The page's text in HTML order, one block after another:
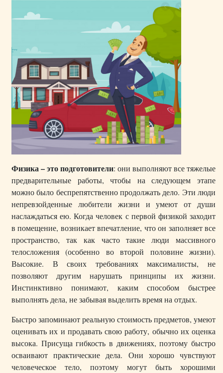
Физика – это подготовители: они выполняют все тяжелые
предварительные работы, чтобы на следующем этапе
можно было беспрепятственно продолжать дело. Эти люди
непревзойденные любители жизни и умеют от души
наслаждаться ею. Когда человек с первой физикой заходит
в помещение, возникает впечатление, что он заполняет все
пространство, так как часто такие люди массивного
телосложения (особенно во второй половине жизни).
Высокие. В своих требованиях максималисты, не
позволяют другим нарушать принципы их жизни.
Инстинктивно понимают, каким способом быстрее
выполнять дела, не забывая выделить время на отдых.
Быстро запоминают реальную стоимость предметов, умеют
оценивать их и продавать свою работу, обычно их оценка
высока. Присуща гибкость в движениях, поэтому быстро
осваивают практические дела. Они хорошо чувствуют
человеческое тело, поэтому могут быть хорошими